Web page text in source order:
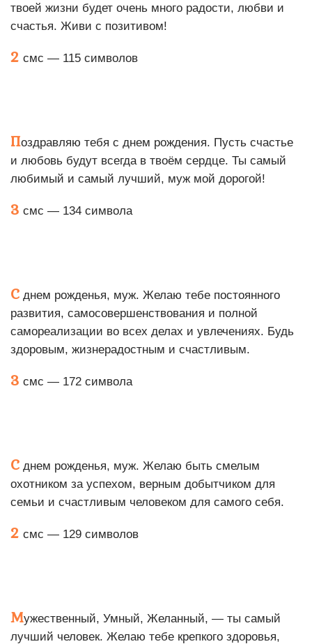
твоей жизни будет очень много радости, любви и
счастья. Живи с позитивом!
2 смс — 115 символов
Поздравляю тебя с днем рождения. Пусть счастье
и любовь будут всегда в твоём сердце. Ты самый
любимый и самый лучший, муж мой дорогой!
3 смс — 134 символа
С днем рожденья, муж. Желаю тебе постоянного
развития, самосовершенствования и полной
самореализации во всех делах и увлечениях. Будь
здоровым, жизнерадостным и счастливым.
3 смс — 172 символа
С днем рожденья, муж. Желаю быть смелым
охотником за успехом, верным добытчиком для
семьи и счастливым человеком для самого себя.
2 смс — 129 символов
Мужественный, Умный, Желанный, — ты самый
лучший человек. Желаю тебе крепкого здоровья,